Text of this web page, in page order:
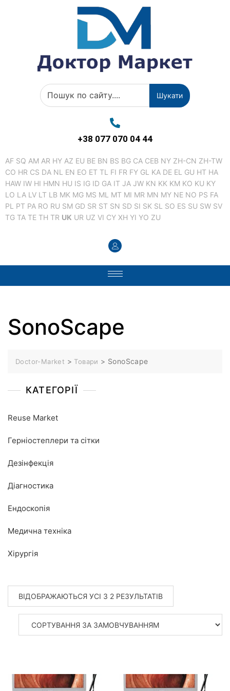
Шукати
+38 077 070 04 44
AF SQ AM AR HY AZ EU BE BN BS BG CA CEB NY ZH-CN ZH-TW
CO HR CS DA NL EN EO ET TL FI FR FY GL KA DE EL GU HT HA
HAW IW HI HMN HU IS IG ID GA IT JA JW KN KK KM KO KU KY
LO LA LV LT LB MK MG MS ML MT MI MR MN MY NE NO PS FA
PL PT PA RO RU SM GD SR ST SN SD SI SK SL SO ES SU SW SV
TG TA TE TH TR UK UR UZ VI CY XH YI YO ZU
SonoScape
Doctor-Market > Товари > SonoScape
КАТЕГОРІЇ
Reuse Market
Герніостеплери та сітки
Дезінфекція
Діагностика
Ендоскопія
Медична техніка
Хірургія
ВІДОБРАЖАЮТЬСЯ УСІ З 2 РЕЗУЛЬТАТІВ